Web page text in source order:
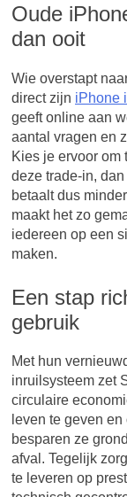
Oude
dan ooit
Wie overstapt
direct zijn iPhone
geeft online aan
aantal vragen en
Kies je ervoor om
deze trade-in,
betaalt dus
maakt het zo
iedereen op een
maken.
Een stap
gebruik
Met hun
inruilsysteem zet
circulaire
leven te geven
besparen ze
afval. Tegelijk
te leveren op